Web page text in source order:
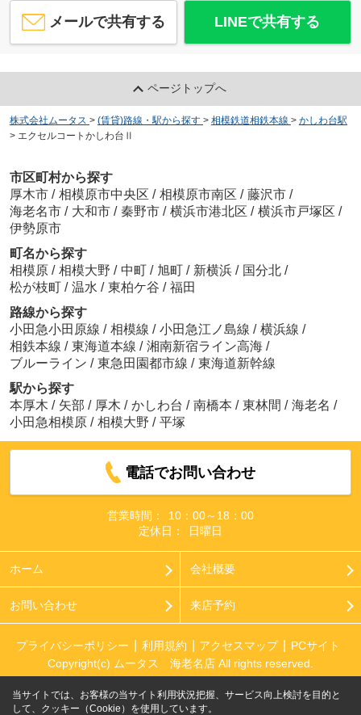
メールで共有する LINEで共有する
ページトップへ
株式会社ムータス > (賃貸)路線・駅から探す > 相模鉄道相鉄本線 > かしわ台駅
> エクセルコートかしわ台Ⅱ
市区町村から探す
厚木市 / 相模原市中央区 / 相模原市南区 / 藤沢市 /
海老名市 / 大和市 / 秦野市 / 横浜市港北区 / 横浜市戸塚区 /
伊勢原市
町名から探す
相模原 / 相模大野 / 中町 / 旭町 / 新横浜 / 国分北 /
松が枝町 / 温水 / 東柏ケ谷 / 福田
路線から探す
小田急小田原線 / 相模線 / 小田急江ノ島線 / 横浜線 /
相鉄本線 / 東海道本線 / 湘南新宿ライン高海 /
ブルーライン / 東急田園都市線 / 東海道新幹線
駅から探す
本厚木 / 矢部 / 厚木 / かしわ台 / 南橋本 / 東林間 / 海老名 /
小田急相模原 / 相模大野 / 平塚
電話でお問い合わせ
営業時間：
10：00～18：00
定休日：
日曜日
ホーム 会社概要
お問い合わせ 来店予約
プライバシーポリシー 利用規約 アクセスマップ
PCサイト
Copyright(c) ムータス 海老名店 All rights reserved.
当サイトでは、お客様の当サイト利用状況把握、サービス向上検討を目的と
して、クッキー（Cookie）を使用しています。